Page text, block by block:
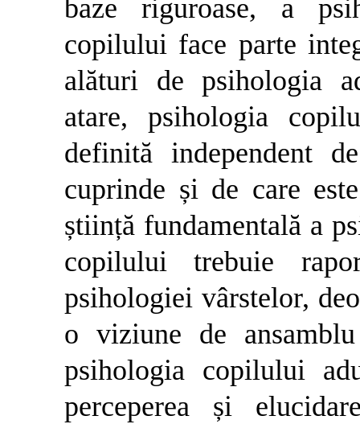
baze riguroase, a
copilului face parte
alături de psihologia
atare, psihologia
definită independent
cuprinde și de care
știință fundamentală a
copilului trebuie
psihologiei vârstelor,
o viziune de
psihologia copilului
perceperea și